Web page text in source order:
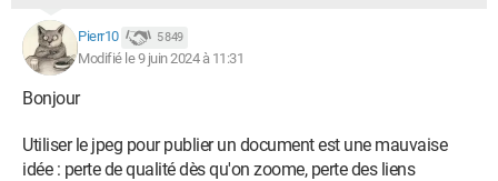
Pierr10 5 849
Modifié le 9 juin 2024 à 11:31
Bonjour
Utiliser le jpeg pour publier un document est une mauvaise
idée : perte de qualité dès qu'on zoome, perte des liens